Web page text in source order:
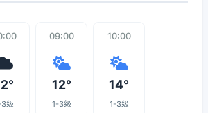
级
09:00
12°
1-3级
10:00
14°
1-3级